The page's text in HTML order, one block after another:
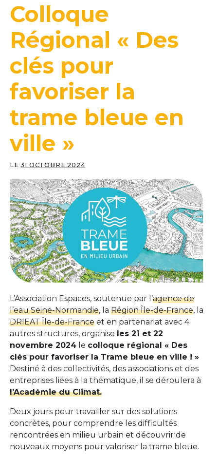
Colloque
Régional « Des
clés pour
favoriser la
trame bleue en
ville »
LE31 OCTOBRE 2024
L’Association Espaces, soutenue par l’agence de
l’eau Seine-Normandie, la Région Île-de-France, la
DRIEAT Île-de-France et en partenariat avec 4
autres structures, organise les 21 et 22
novembre 2024 le colloque régional « Des
clés pour favoriser la Trame bleue en ville ! »
Destiné à des collectivités, des associations et des
entreprises liées à la thématique, il se déroulera à
l’Académie du Climat.
Deux jours pour travailler sur des solutions
concrètes, pour comprendre les difficultés
rencontrées en milieu urbain et découvrir de
nouveaux moyens pour valoriser la trame bleue.